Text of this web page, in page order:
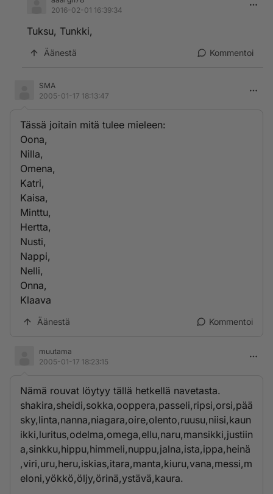
2016-02-01 16:39:34
Tuksu, Tunkki,
Äänestä Kommentoi
SMA
2005-01-17 18:13:47
Tässä joitain mitä tulee mieleen:
Oona,
Nilla,
Omena,
Katri,
Kaisa,
Minttu,
Hertta,
Nusti,
Nappi,
Nelli,
Onna,
Klaava
Äänestä Kommentoi
muutama
2005-01-17 18:23:15
Nämä rouvat löytyy tällä hetkellä navetasta.
shakira,sheidi,sokka,ooppera,passeli,ripsi,orsi,pää
sky,linta,nanna,niagara,oire,olento,ruusu,niisi,kaun
ikki,luritus,odelma,omega,ellu,naru,mansikki,justiin
a,sinkku,hippu,himmeli,nuppu,jalna,ista,ippa,heinä
,viri,uru,heru,iskias,itara,manta,kiuru,vana,messi,m
eloni,yökkö,öljy,örinä,ystävä,kaura.